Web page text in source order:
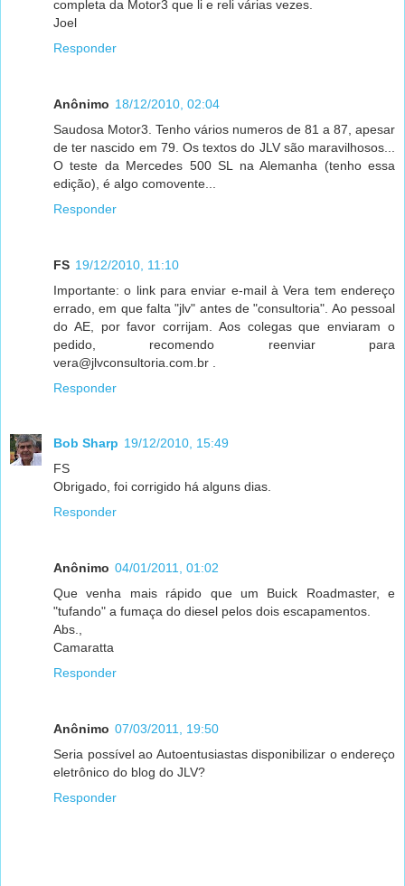
completa da Motor3 que li e reli várias vezes.
Joel
Responder
Anônimo 18/12/2010, 02:04
Saudosa Motor3. Tenho vários numeros de 81 a 87, apesar
de ter nascido em 79. Os textos do JLV são maravilhosos...
O teste da Mercedes 500 SL na Alemanha (tenho essa
edição), é algo comovente...
Responder
FS 19/12/2010, 11:10
Importante: o link para enviar e-mail à Vera tem endereço
errado, em que falta "jlv" antes de "consultoria". Ao pessoal
do AE, por favor corrijam. Aos colegas que enviaram o
pedido, recomendo reenviar para
vera@jlvconsultoria.com.br .
Responder
Bob Sharp 19/12/2010, 15:49
FS
Obrigado, foi corrigido há alguns dias.
Responder
Anônimo 04/01/2011, 01:02
Que venha mais rápido que um Buick Roadmaster, e
"tufando" a fumaça do diesel pelos dois escapamentos.
Abs.,
Camaratta
Responder
Anônimo 07/03/2011, 19:50
Seria possível ao Autoentusiastas disponibilizar o endereço
eletrônico do blog do JLV?
Responder